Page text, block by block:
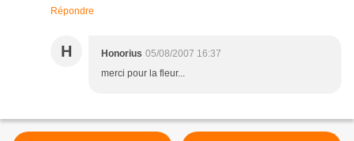
Répondre
H Honorius 05/08/2007 16:37
merci pour la fleur...